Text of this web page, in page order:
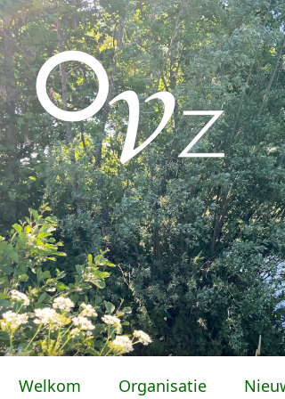
Welkom Organisatie